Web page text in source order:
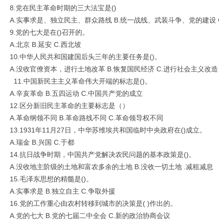
8.党在民主革命时期的三大法宝是()
A.实事求是、独立民主、群众路线 B.统一战线、武装斗争、党的建
9.党的七大是在()召开的。
A.北京 B.延安 C.西北坡
10.中华人民共和国建国后头三年的主要任务是()。
A.没收官僚资本，进行土地改革 B.恢复国民经
11.中国新民主主义革命伟大开端的标志是()。
A.辛亥革命 B.五四运动 C.中国共产党的成立
12.区分新旧民主革命的主要标志是（）
A.革命纲领不同 B.革命路线不同 C.革命领导权不同
13.1931年11月27日，中华苏维埃共和国临时中央政府在()成立。
A.瑞金 B.兴国 C.于都
14.抗日战争时期，中国共产党解决农民问题的基本政策是()。
A.没收地主阶级的土地和富农多余的土地 B.没收一切土地 .减租减息
15.毛泽东思想的精髓是()。
A.实事求是 B.独立自主 C.争取外援
16.党的工作重心由农村转移到城市的决策是( )作出的。
A.党的七大 B.党的七届二中全会 C.新的政治协商会议